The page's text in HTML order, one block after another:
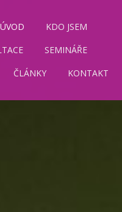
ÚVOD
KDO JSEM
SEMINÁŘE
ČLÁNKY
KONTAKT